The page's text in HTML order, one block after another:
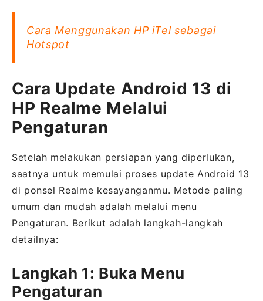
Cara Menggunakan HP iTel sebagai
Hotspot
Cara Update Android 13 di
HP Realme Melalui
Pengaturan
Setelah melakukan persiapan yang diperlukan,
saatnya untuk memulai proses update Android 13
di ponsel Realme kesayanganmu. Metode paling
umum dan mudah adalah melalui menu
Pengaturan. Berikut adalah langkah-langkah
detailnya:
Langkah 1: Buka Menu
Pengaturan